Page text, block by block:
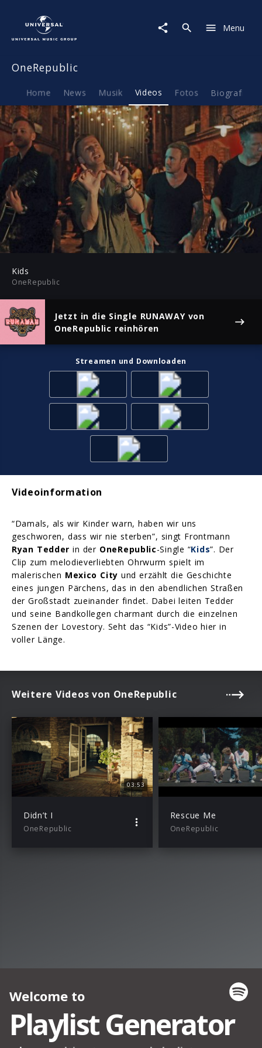
Menu
OneRepublic
Home News Musik Videos Fotos Biografie
-04:29
Mute
Play
Kids
OneRepublic
Jetzt in die Single RUNAWAYvon
OneRepublic reinhören
Streamen und Downloaden
Videoinformation
“Damals, als wir Kinder warn, haben wir uns
geschworen, dass wir nie sterben”, singt Frontmann
Ryan Tedder in der OneRepublic-Single “Kids”. Der
Clip zum melodieverliebten Ohrwurm spielt im
malerischen Mexico City und erzählt die Geschichte
eines jungen Pärchens, das in den abendlichen Straßen
der Großstadt zueinander findet. Dabei leiten Tedder
und seine Bandkollegen charmant durch die einzelnen
Szenen der Lovestory. Seht das “Kids”-Video hier in
voller Länge.
Weitere Videos von OneRepublic
03:53
Didn’t I
OneRepublic
Rescue Me
OneRepublic